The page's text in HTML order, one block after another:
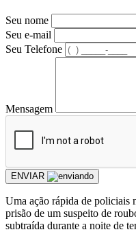
Seu nome
Seu e-mail
Seu Telefone
Mensagem
ENVIAR
Uma ação rápida de policiais
prisão de um suspeito de
subtraída durante a noite de